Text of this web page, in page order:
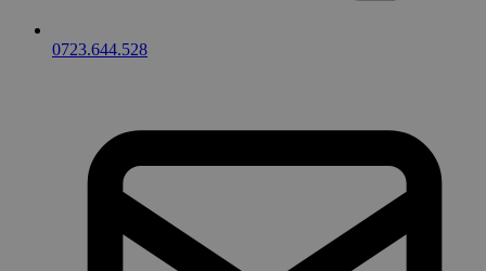
0723.644.528